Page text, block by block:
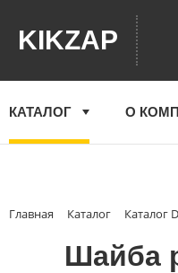
KIKZAP
КАТАЛОГ О
Главная Каталог Каталог
Шайба